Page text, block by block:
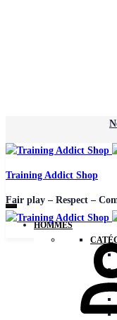
Training Addict Shop
Fair play – Respect –
HOMMES